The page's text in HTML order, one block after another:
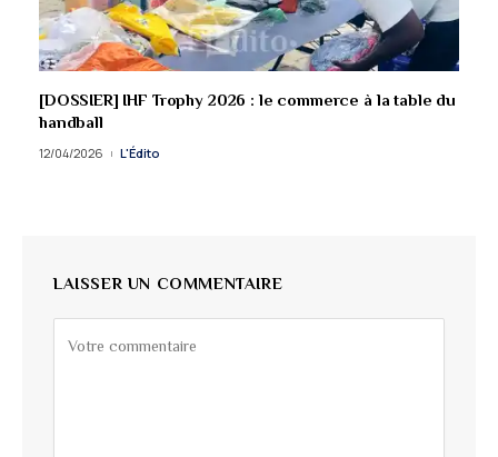
[DOSSIER] IHF Trophy 2026 : le commerce à la table du
handball
12/04/2026 L'Édito
LAISSER UN COMMENTAIRE